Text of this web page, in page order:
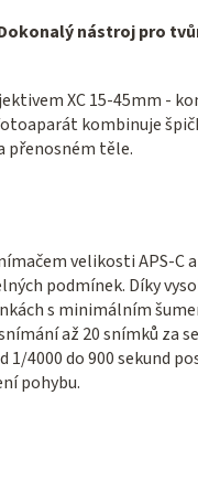
Dokonalý nástroj pro
XC 15-45mm -
kombinuje
přenosném těle.
velikosti APS-C
podmínek. Díky
s minimálním
až 20 snímků za
1/4000 do 900 sekund
pohybu.